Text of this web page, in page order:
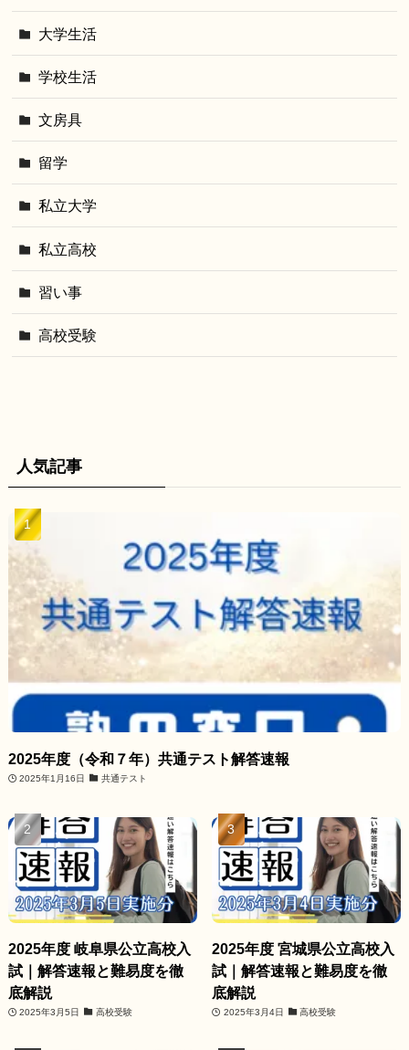
大学生活
学校生活
文房具
留学
私立大学
私立高校
習い事
高校受験
人気記事
2025年度（令和７年）共通テスト解答速報
2025年1月16日 共通テスト
2025年度 岐阜県公立高校入
試｜解答速報と難易度を徹
底解説
2025年3月5日 高校受験
2025年度 宮城県公立高校入
試｜解答速報と難易度を徹
底解説
2025年3月4日 高校受験